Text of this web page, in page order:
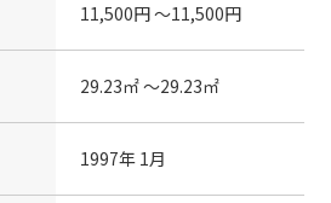
11,500円 〜11,500円
29.23㎡ 〜29.23㎡
1997年 1月